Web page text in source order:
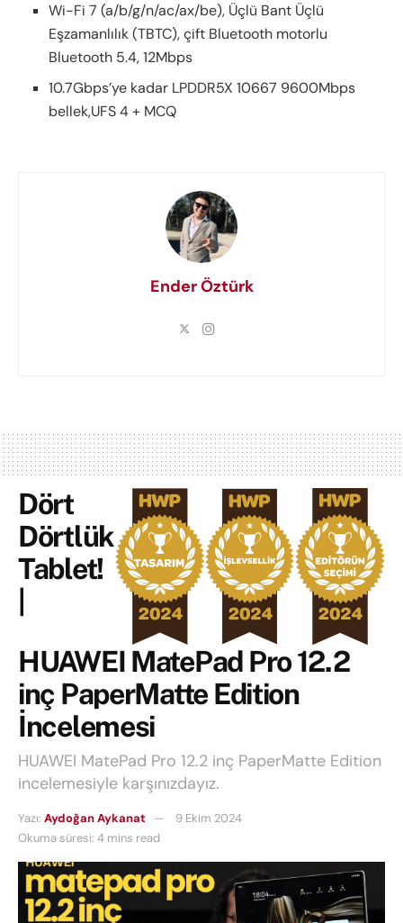
Wi-Fi 7 (a/b/g/n/ac/ax/be), Üçlü Bant Üçlü
Eşzamanlılık (TBTC), çift Bluetooth motorlu
Bluetooth 5.4, 12Mbps
10.7Gbps’ye kadar LPDDR5X 10667 9600Mbps
bellek,UFS 4 + MCQ
Ender Öztürk
Dört
Dörtlük
Tablet!
HUAWEI MatePad Pro 12.2
inç PaperMatte Edition
İncelemesi
HUAWEI MatePad Pro 12.2 inç PaperMatte Edition
incelemesiyle karşınızdayız.
Yazı: Aydoğan Aykanat
9 Ekim 2024
Okuma süresi: 4 mins read